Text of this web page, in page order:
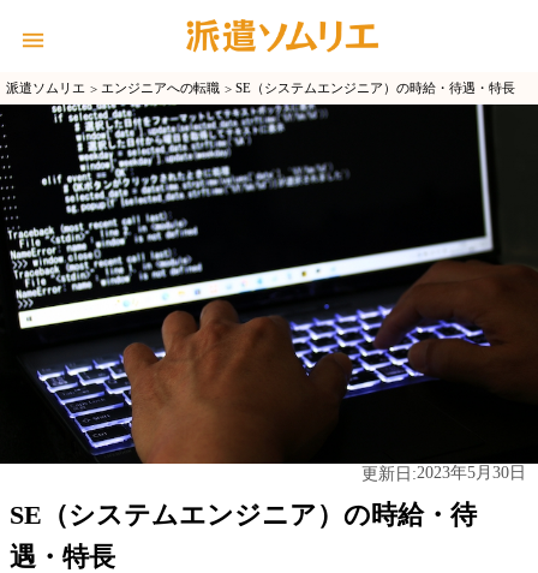
派遣ソムリエ エンジニアへの転職 SE（システムエンジニア）の時給・待遇・特長
更新日:2023年5月30日
SE（システムエンジニア）の時給・待
遇・特長